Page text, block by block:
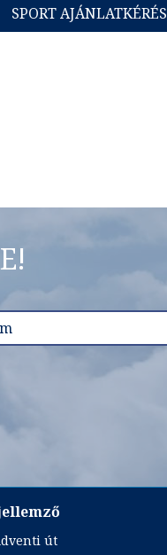
SPORT AJÁNLATKÉRÉS
út